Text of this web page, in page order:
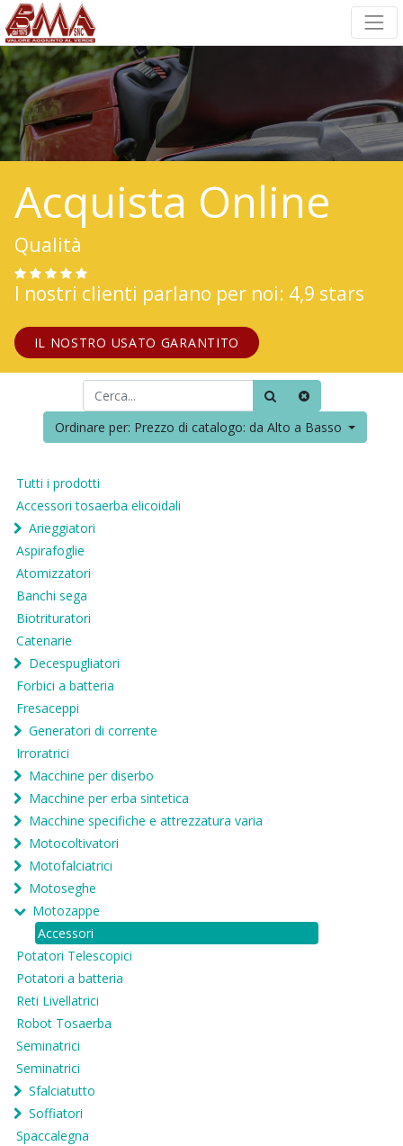
Acquista Online
Qualità
I nostri clienti parlano per noi: 4,9 stars
IL NOSTRO USATO GARANTITO
Ordinare per: Prezzo di catalogo: da Alto a Basso
Tutti i prodotti
Accessori tosaerba elicoidali
Arieggiatori
Aspirafoglie
Atomizzatori
Banchi sega
Biotrituratori
Catenarie
Decespugliatori
Forbici a batteria
Fresaceppi
Generatori di corrente
Irroratrici
Macchine per diserbo
Macchine per erba sintetica
Macchine specifiche e attrezzatura varia
Motocoltivatori
Motofalciatrici
Motoseghe
Motozappe
Accessori
Potatori Telescopici
Potatori a batteria
Reti Livellatrici
Robot Tosaerba
Seminatrici
Seminatrici
Sfalciatutto
Soffiatori
Spaccalegna